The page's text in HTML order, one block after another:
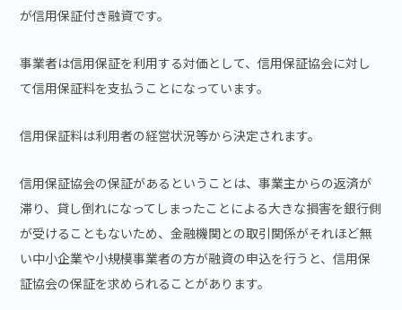
が信用保証付き融資です。
事業者は信用保証を利用する対価として、信用保証協会に対し
て信用保証料を支払うことになっています。
信用保証料は利用者の経営状況等から決定されます。
信用保証協会の保証があるということは、事業主からの返済が
滞り、貸し倒れになってしまったことによる大きな損害を銀行側
が受けることもないため、金融機関との取引関係がそれほど無
い中小企業や小規模事業者の方が融資の申込を行うと、信用保
証協会の保証を求められることがあります。